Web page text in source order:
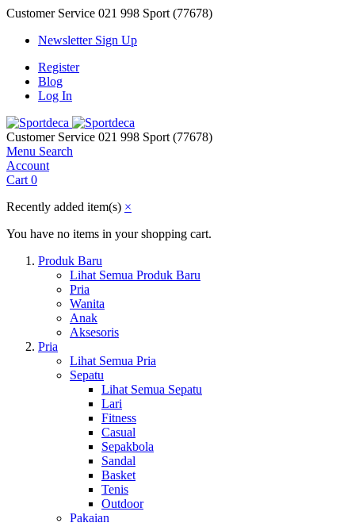
Customer Service 021 998 Sport (77678)
Newsletter Sign Up
Register
Blog
Log In
Customer Service 021 998 Sport (77678)
Menu Search
Account
Cart 0
Recently added item(s) ×
You have no items in your shopping cart.
Produk Baru
Lihat Semua Produk Baru
Pria
Wanita
Anak
Aksesoris
Pria
Lihat Semua Pria
Sepatu
Lihat Semua Sepatu
Lari
Fitness
Casual
Sepakbola
Sandal
Basket
Tenis
Outdoor
Pakaian